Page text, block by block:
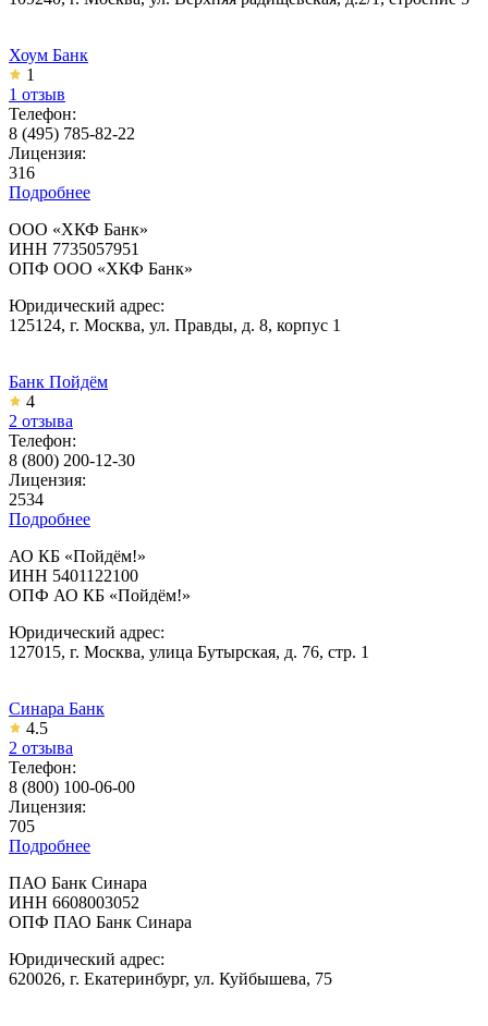
Хоум Банк
1
1 отзыв
Телефон:
8 (495) 785-82-22
Лицензия:
316
Подробнее
ООО «ХКФ Банк»
ИНН 7735057951
ОПФ ООО «ХКФ Банк»
Юридический адрес:
125124, г. Москва, ул. Правды, д. 8, корпус 1
Банк Пойдём
4
2 отзыва
Телефон:
8 (800) 200-12-30
Лицензия:
2534
Подробнее
АО КБ «Пойдём!»
ИНН 5401122100
ОПФ АО КБ «Пойдём!»
Юридический адрес:
127015, г. Москва, улица Бутырская, д. 76, стр. 1
Синара Банк
4.5
2 отзыва
Телефон:
8 (800) 100-06-00
Лицензия:
705
Подробнее
ПАО Банк Синара
ИНН 6608003052
ОПФ ПАО Банк Синара
Юридический адрес:
620026, г. Екатеринбург, ул. Куйбышева, 75